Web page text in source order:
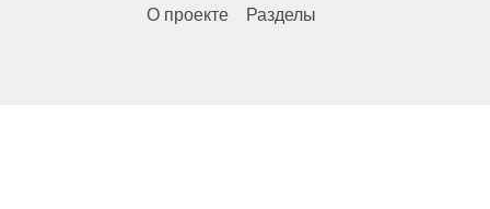
О проекте Разделы